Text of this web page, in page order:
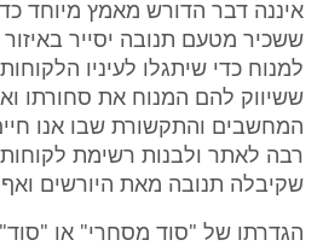
איננה דבר הדורש מאמץ מיוחד
ששכיר מטעם תנובה יסייר
למנוח כדי שיתגלו לעיניו
ששיווק להם המנוח את סחורתו
המחשבים והתקשורת שבו אנו
רבה לאתר ולבנות רשימת
שקיבלה תנובה מאת היורשים
הגדרתו של "סוד מסחרי" או "סוד"